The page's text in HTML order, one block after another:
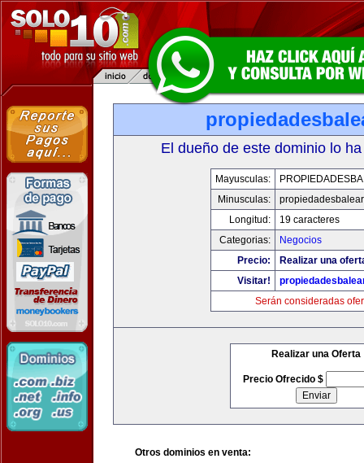
El dueño de este dominio lo
Mayusculas:
Minusculas:
Longitud:
19 caracteres
Categorias:
Negocios
Precio:
Realizar una
Visitar!
Serán consideradas
Realizar una Oferta
Precio Ofrecido $
Otros dominios en venta: